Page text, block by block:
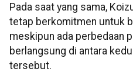
Pada saat yang sama,
tetap berkomitmen untuk
meskipun ada perbedaan
berlangsung di antara
tersebut.